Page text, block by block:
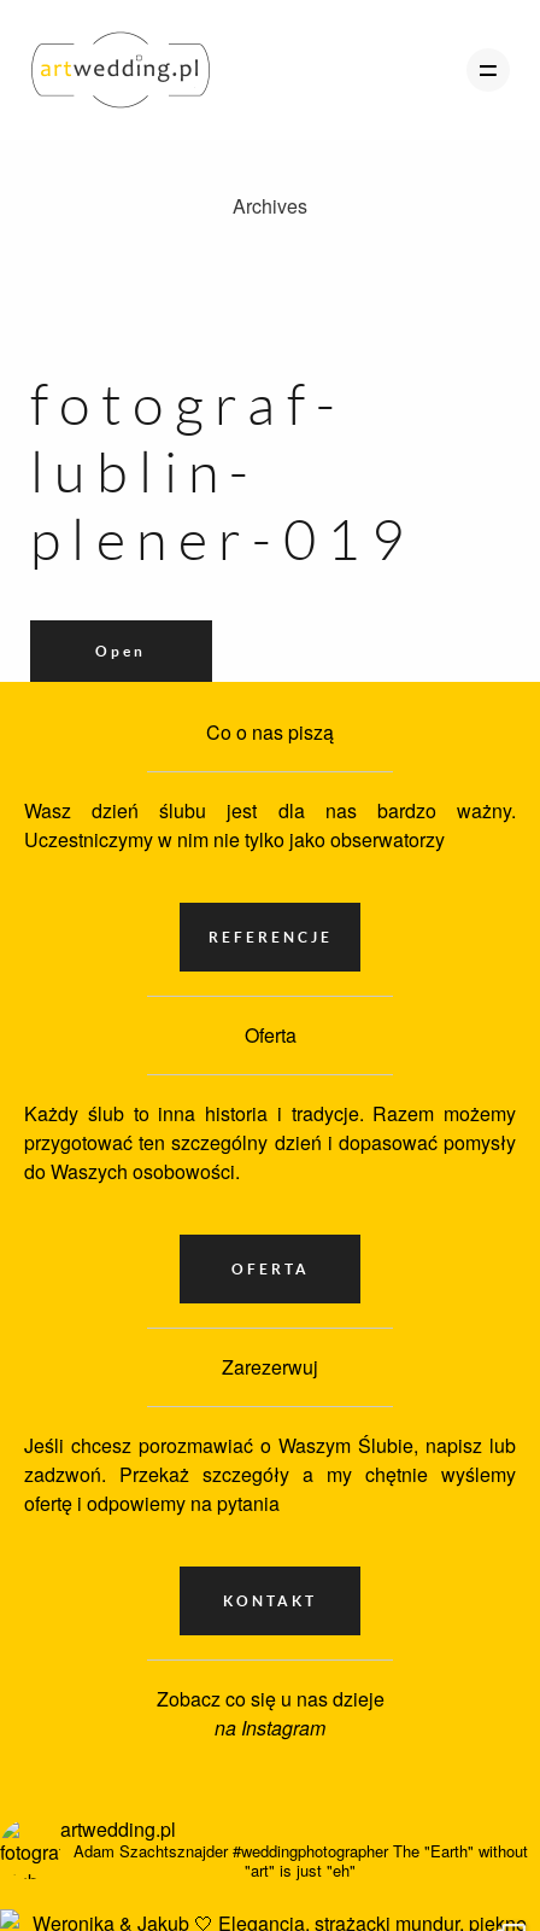
Kontakt
Strefa Klienta
Archives
fotograf-
lublin-
plener-019
Open
Co o nas piszą
Wasz dzień ślubu jest dla nas bardzo ważny.
Uczestniczymy w nim nie tylko jako obserwatorzy
Oferta
Każdy ślub to inna historia i tradycje. Razem możemy
przygotować ten szczególny dzień i dopasować pomysły
do Waszych osobowości.
Zarezerwuj
Jeśli chcesz porozmawiać o Waszym Ślubie, napisz lub
zadzwoń. Przekaż szczegóły a my chętnie wyślemy
ofertę i odpowiemy na pytania
Zobacz co się u nas dzieje
na Instagram
artwedding.pl
Adam Szachtsznajder#weddingphotographerThe "Earth" without
"art" is just "eh"